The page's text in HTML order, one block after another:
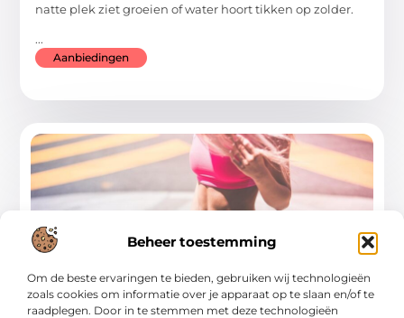
Beheer toestemming
Om de beste ervaringen te bieden, gebruiken wij technologieën
zoals cookies om informatie over je apparaat op te slaan en/of te
raadplegen. Door in te stemmen met deze technologieën
natte plek ziet groeien of water hoort tikken op zolder.
...
Aanbiedingen